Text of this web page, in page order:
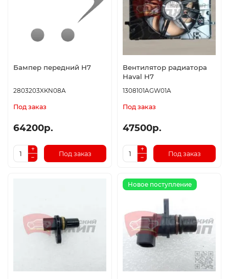
Бампер передний H7
2803203XKN08A
Под заказ
64200р.
Под заказ
Вентилятор радиатора
Haval H7
1308101AGW01A
Под заказ
47500р.
Под заказ
Новое поступление